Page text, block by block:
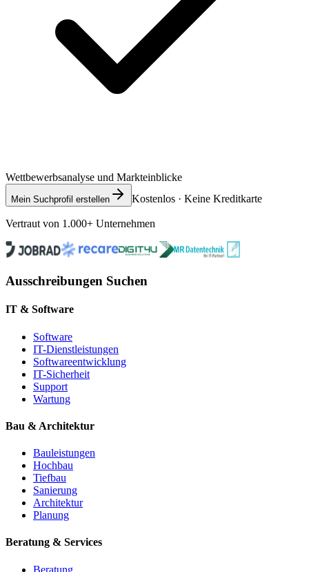
Wettbewerbsanalyse und Markteinblicke
Mein Suchprofil erstellen Kostenlos · Keine Kreditkarte
Vertraut von 1.000+ Unternehmen
Ausschreibungen Suchen
IT & Software
Software
IT-Dienstleistungen
Softwareentwicklung
IT-Sicherheit
Support
Wartung
Bau & Architektur
Bauleistungen
Hochbau
Tiefbau
Sanierung
Architektur
Planung
Beratung & Services
Beratung